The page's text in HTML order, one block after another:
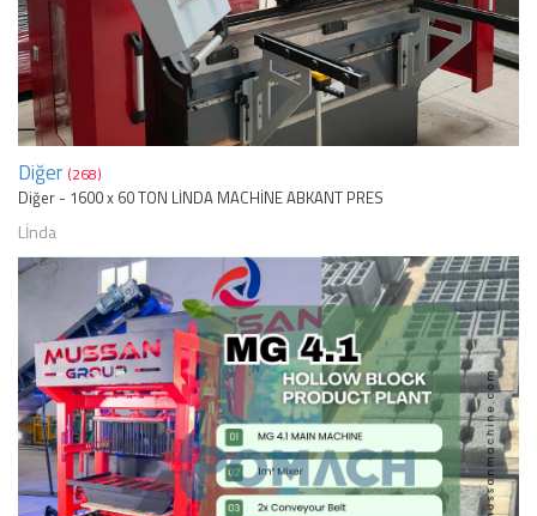
Diğer (268)
Diğer - 1600 x 60 TON LİNDA MACHİNE ABKANT PRES
Lİnda